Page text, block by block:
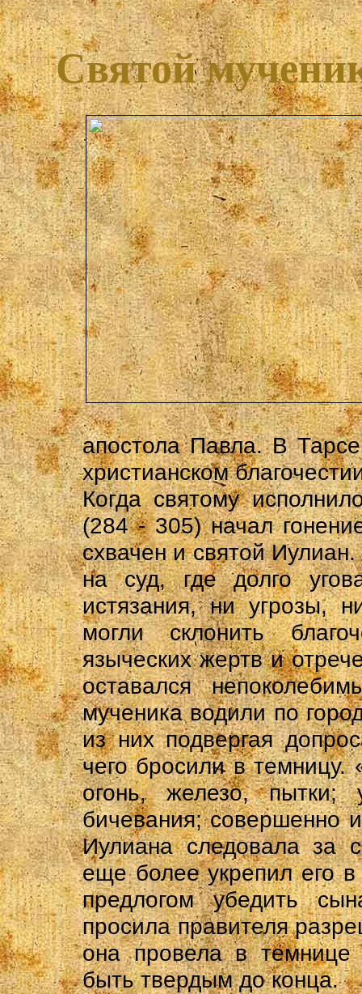
Святой
апостола Павла. В
христианском
Когда святому
(284 - 305) начал
схвачен и святой
на суд, где долго
истязания, ни угрозы,
могли склонить
языческих жертв и
оставался
мученика водили по
из них подвергая
чего бросили в темницу.
огонь, железо, пытки;
бичевания; совершенно
Иулиана следовала за
еще более укрепил его
предлогом убедить
просила правителя
она провела в
быть твердым до конца.